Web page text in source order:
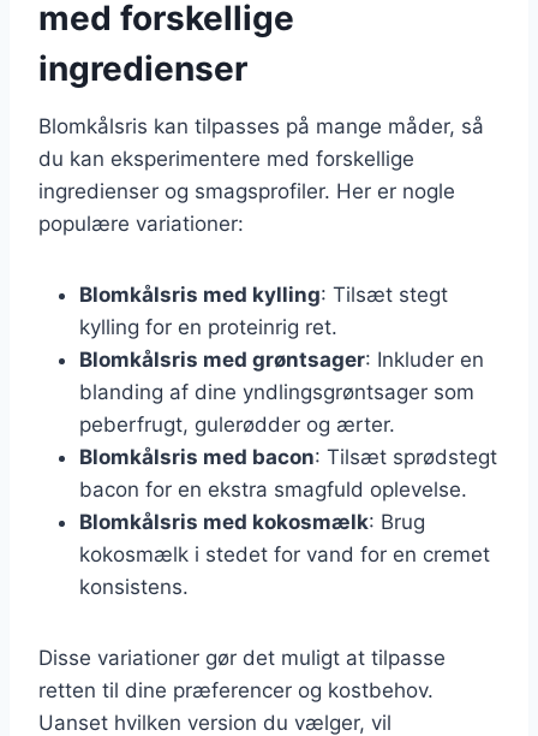
med forskellige
ingredienser
Blomkålsris kan tilpasses på mange måder, så
du kan eksperimentere med forskellige
ingredienser og smagsprofiler. Her er nogle
populære variationer:
Blomkålsris med kylling: Tilsæt stegt
kylling for en proteinrig ret.
Blomkålsris med grøntsager: Inkluder en
blanding af dine yndlingsgrøntsager som
peberfrugt, gulerødder og ærter.
Blomkålsris med bacon: Tilsæt sprødstegt
bacon for en ekstra smagfuld oplevelse.
Blomkålsris med kokosmælk: Brug
kokosmælk i stedet for vand for en cremet
konsistens.
Disse variationer gør det muligt at tilpasse
retten til dine præferencer og kostbehov.
Uanset hvilken version du vælger, vil